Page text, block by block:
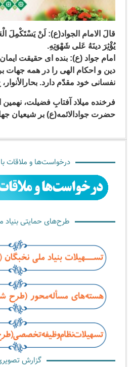
الامام الجواد(ع): لَنْ یَسْتَکْمِلَ الْعَبْدُ
دینَهُ عَلی شَهْوَتِهِ.
جواد (ع): بنده ای حقیقت ایمان را نمی
و احکام الهی را در همه جهات بر
خود مقدّم دارد. بحارالأنوار، ج ۷۵ ، ص ۸۰ ، ح ۶۳
میلاد آفتابِ فضیلت، نهمین اختر
جوادالائمه(ع) بر شیعیان جهان
درخواست‌ها و ملاقات با رئیس
طرح‌های حمایتی بنیاد ملی
گزارش تصویری